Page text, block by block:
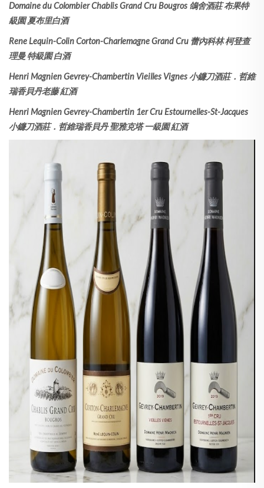
Domaine du Colombier Chablis Grand Cru Bougros 鴿舍酒莊 布果特
級園 夏布里白酒
Rene Lequin-Colin Corton-Charlemagne Grand Cru 蕾內科林 柯登查
理曼 特級園 白酒
Henri Magnien Gevrey-Chambertin Vieilles Vignes 小鐮刀酒莊．哲維
瑞香貝丹老藤 紅酒
Henri Magnien Gevrey-Chambertin 1er Cru Estournelles-St-Jacques
小鐮刀酒莊．哲維瑞香貝丹 聖雅克塔 一級園 紅酒